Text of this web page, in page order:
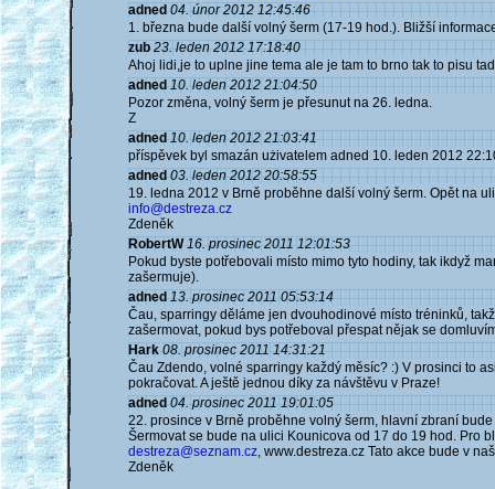
adned 04. únor 2012 12:45:46
1. března bude další volný šerm (17-19 hod.). Bližší
zub 23. leden 2012 17:18:40
Ahoj lidi,je to uplne jine tema ale je tam to brno tak to pisu
adned 10. leden 2012 21:04:50
Pozor změna, volný šerm je přesunut na 26. ledna.
Z
adned 10. leden 2012 21:03:41
příspěvek byl smazán użivatelem adned 10. leden 2012
adned 03. leden 2012 20:58:55
19. ledna 2012 v Brně proběhne další volný šerm. Opět na
info@destreza.cz
Zdeněk
RobertW 16. prosinec 2011 12:01:53
Pokud byste potřebovali místo mimo tyto hodiny, tak ikdyž
zašermuje).
adned 13. prosinec 2011 05:53:14
Čau, sparringy děláme jen dvouhodinové místo tréninků,
zašermovat, pokud bys potřeboval přespat nějak se
Hark 08. prosinec 2011 14:31:21
Čau Zdendo, volné sparringy každý měsíc? :) V prosinci to
pokračovat. A ještě jednou díky za návštěvu v Praze!
adned 04. prosinec 2011 19:01:05
22. prosince v Brně proběhne volný šerm, hlavní zbraní
Šermovat se bude na ulici Kounicova od 17 do 19 hod. Pro
destreza@seznam.cz, www.destreza.cz Tato akce bude v
Zdeněk